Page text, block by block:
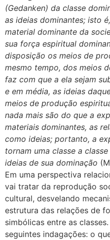
(Gedanken) da classe
as ideias dominantes; isto
material dominante da
sua força espiritual
disposição os meios de
mesmo tempo, dos meios
faz com que a ela sejam
e em média, as ideias
meios de produção
nada mais são do que a
materiais dominantes, as
como ideias; portanto, a
tornam uma classe a
ideias de sua dominação
Em uma perspectiva
vai tratar da reprodução
cultural, desvelando
estrutura das relações de
simbólicas entre as
seguintes indagações: o